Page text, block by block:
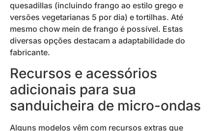
quesadillas (incluindo frango ao estilo grego e
versões vegetarianas 5 por dia) e tortilhas. Até
mesmo chow mein de frango é possível. Estas
diversas opções destacam a adaptabilidade do
fabricante.
Recursos e acessórios
adicionais para sua
sanduicheira de micro-ondas
Alguns modelos vêm com recursos extras que